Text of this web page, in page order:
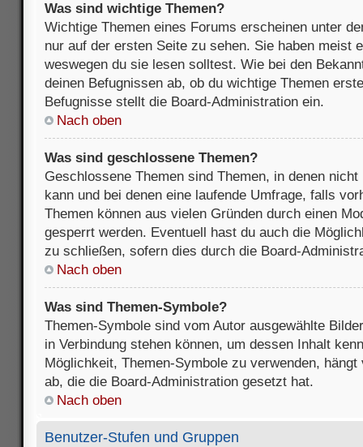
Was sind wichtige Themen?
Wichtige Themen eines Forums erscheinen unter
nur auf der ersten Seite zu sehen. Sie haben meist
weswegen du sie lesen solltest. Wie bei den
deinen Befugnissen ab, ob du wichtige Themen
Befugnisse stellt die Board-Administration ein.
Nach oben
Was sind geschlossene Themen?
Geschlossene Themen sind Themen, in denen
kann und bei denen eine laufende Umfrage, falls
Themen können aus vielen Gründen durch einen
gesperrt werden. Eventuell hast du auch die
zu schließen, sofern dies durch die Board-
Nach oben
Was sind Themen-Symbole?
Themen-Symbole sind vom Autor ausgewählte
in Verbindung stehen können, um dessen Inhalt
Möglichkeit, Themen-Symbole zu verwenden,
ab, die die Board-Administration gesetzt hat.
Nach oben
Benutzer-Stufen und Gruppen